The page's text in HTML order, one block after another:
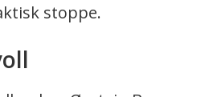
stoppe.